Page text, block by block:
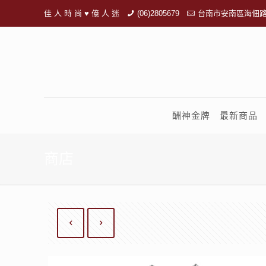
佳 人 時 尚 ♥ 億 人 迷 (06)2805679 台南市安南區海佃
酬神金牌 最新商品